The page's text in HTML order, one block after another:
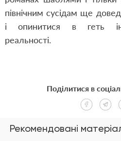
північним сусідам ще
і опинитися в геть
реальності.
Рекомендовані
Поділитися в